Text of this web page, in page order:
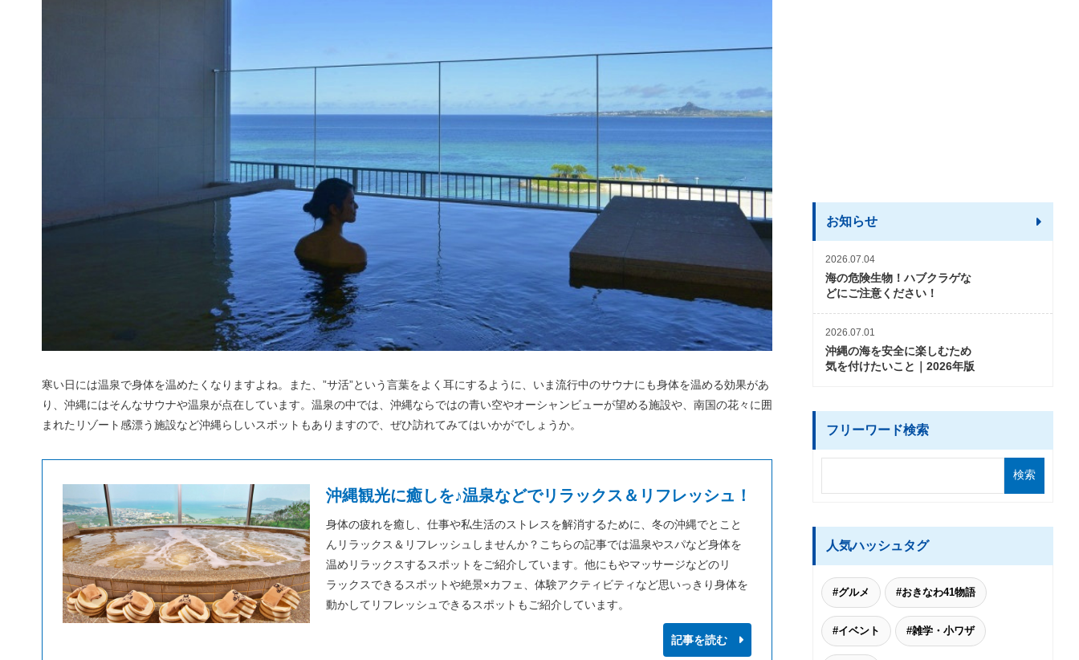
寒い日には温泉で身体を温めたくなりますよね。また、”サ活”という言葉をよく耳にするように、いま流行中のサウナにも身体を温める効果があ
り、沖縄にはそんなサウナや温泉が点在しています。温泉の中では、沖縄ならではの青い空やオーシャンビューが望める施設や、南国の花々に囲
まれたリゾート感漂う施設など沖縄らしいスポットもありますので、ぜひ訪れてみてはいかがでしょうか。
沖縄観光に癒しを♪温泉などでリラックス＆リフレッシュ！
身体の疲れを癒し、仕事や私生活のストレスを解消するために、冬の沖縄でとこと
んリラックス＆リフレッシュしませんか？こちらの記事では温泉やスパなど身体を
温めリラックスするスポットをご紹介しています。他にもやマッサージなどのリ
ラックスできるスポットや絶景×カフェ、体験アクティビティなど思いっきり身体を
動かしてリフレッシュできるスポットもご紹介しています。
記事を読む
お知らせ
2026.07.04
海の危険生物！ハブクラゲな
どにご注意ください！
2026.07.01
沖縄の海を安全に楽しむため
気を付けたいこと｜2026年版
フリーワード検索
人気ハッシュタグ
#グルメ #おきなわ41物語
#イベント #雑学・小ワザ